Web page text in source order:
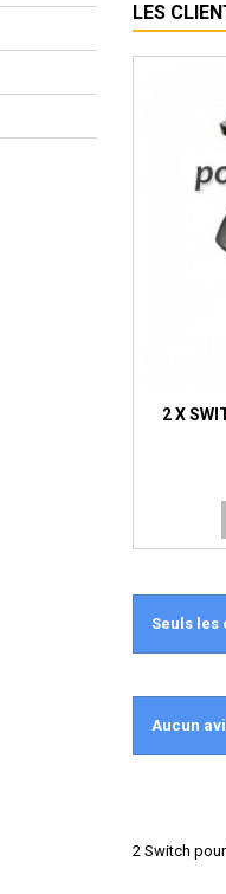
LES
2 X
Seuls les
Aucun
2 Switch